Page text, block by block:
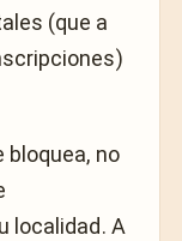
(que a
bloquea, no
localidad. A